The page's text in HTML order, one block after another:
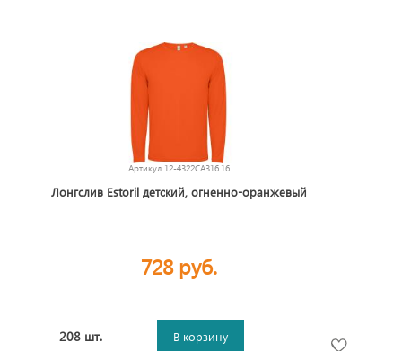
Артикул 12-4322CA316.16
Лонгслив Estoril детский, огненно-оранжевый
728 руб.
208 шт. В корзину